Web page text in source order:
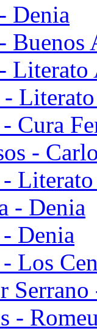
Denia
Buenos
Literato
-
Cura
-
-
- Denia
Denia
Los
-